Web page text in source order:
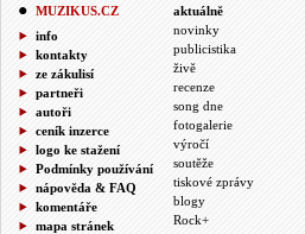
MUZIKUS.CZ
info
kontakty
ze zákulisí
partneři
autoři
ceník inzerce
logo ke stažení
Podmínky používání
nápověda & FAQ
komentáře
mapa stránek
aktuálně
novinky
publicistika
živě
recenze
song dne
fotogalerie
výročí
soutěže
tiskové zprávy
blogy
Rock+